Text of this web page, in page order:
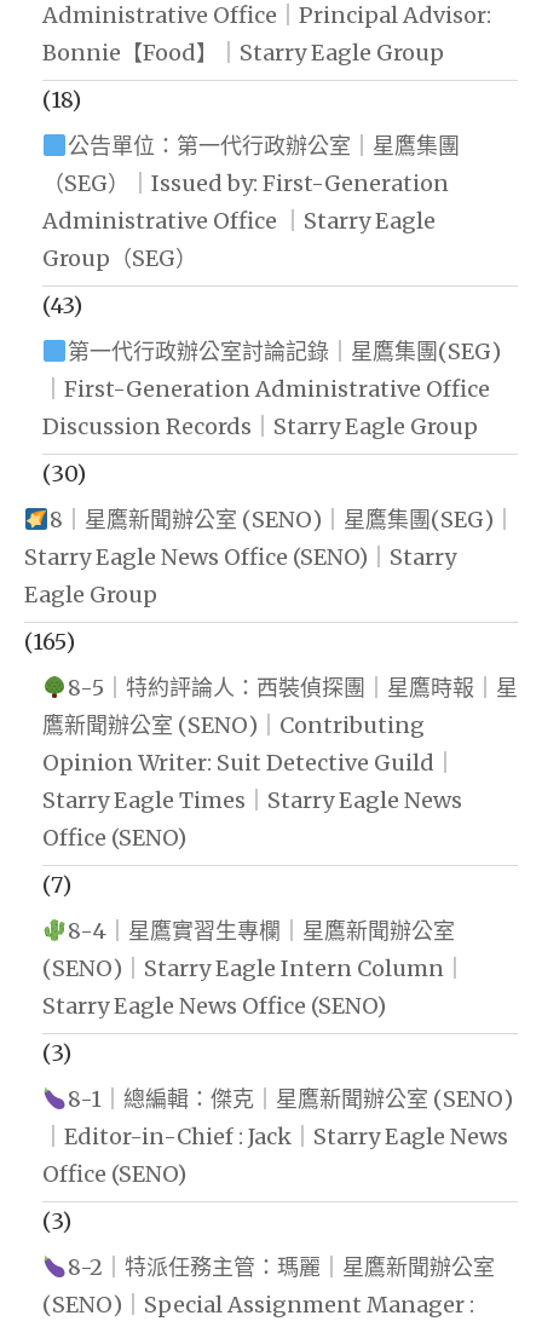
Administrative Office｜Principal Advisor:
Bonnie【Food】｜Starry Eagle Group
(18)
公告單位：第一代行政辦公室｜星鷹集團
（SEG）｜Issued by: First-Generation
Administrative Office ｜Starry Eagle
Group（SEG）
(43)
第一代行政辦公室討論記錄｜星鷹集團(SEG)
｜First-Generation Administrative Office
Discussion Records｜Starry Eagle Group
(30)
8｜星鷹新聞辦公室 (SENO)｜星鷹集團(SEG)｜
Starry Eagle News Office (SENO)｜Starry
Eagle Group
(165)
8-5｜特約評論人：西裝偵探團｜星鷹時報｜星
鷹新聞辦公室 (SENO)｜Contributing
Opinion Writer: Suit Detective Guild｜
Starry Eagle Times｜Starry Eagle News
Office (SENO)
(7)
8-4｜星鷹實習生專欄｜星鷹新聞辦公室
(SENO)｜Starry Eagle Intern Column｜
Starry Eagle News Office (SENO)
(3)
8-1｜總編輯：傑克｜星鷹新聞辦公室 (SENO)
｜Editor-in-Chief : Jack｜Starry Eagle News
Office (SENO)
(3)
8-2｜特派任務主管：瑪麗｜星鷹新聞辦公室
(SENO)｜Special Assignment Manager :